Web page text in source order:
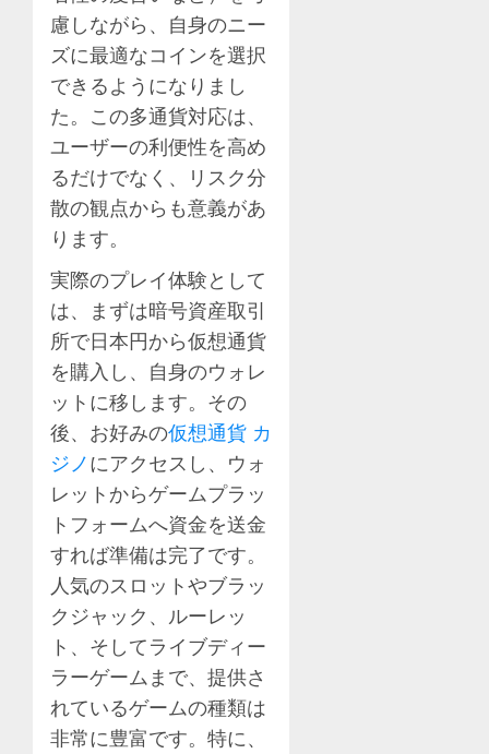
慮しながら、自身のニー
ズに最適なコインを選択
できるようになりまし
た。この多通貨対応は、
ユーザーの利便性を高め
るだけでなく、リスク分
散の観点からも意義があ
ります。
実際のプレイ体験として
は、まずは暗号資産取引
所で日本円から仮想通貨
を購入し、自身のウォレ
ットに移します。その
後、お好みの仮想通貨 カ
ジノにアクセスし、ウォ
レットからゲームプラッ
トフォームへ資金を送金
すれば準備は完了です。
人気のスロットやブラッ
クジャック、ルーレッ
ト、そしてライブディー
ラーゲームまで、提供さ
れているゲームの種類は
非常に豊富です。特に、